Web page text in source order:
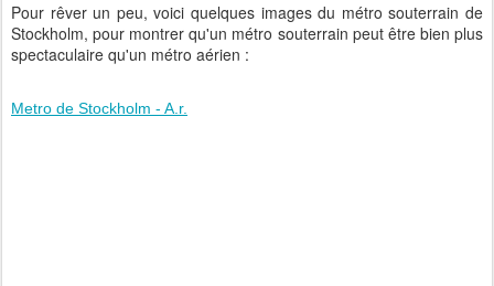
Pour rêver un peu, voici quelques images du métro souterrain de
Stockholm, pour montrer qu'un métro souterrain peut être bien plus
spectaculaire qu'un métro aérien :
Metro de Stockholm - A.r.